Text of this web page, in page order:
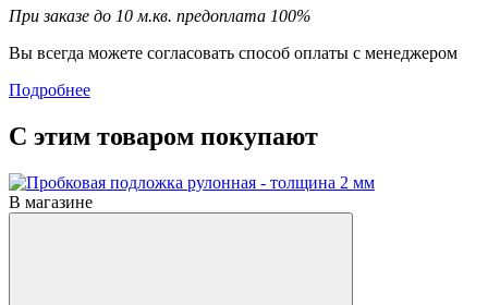
При заказе до 10 м.кв. предоплата 100%
Вы всегда можете согласовать способ оплаты с менеджером
Подробнее
С этим товаром покупают
В магазине